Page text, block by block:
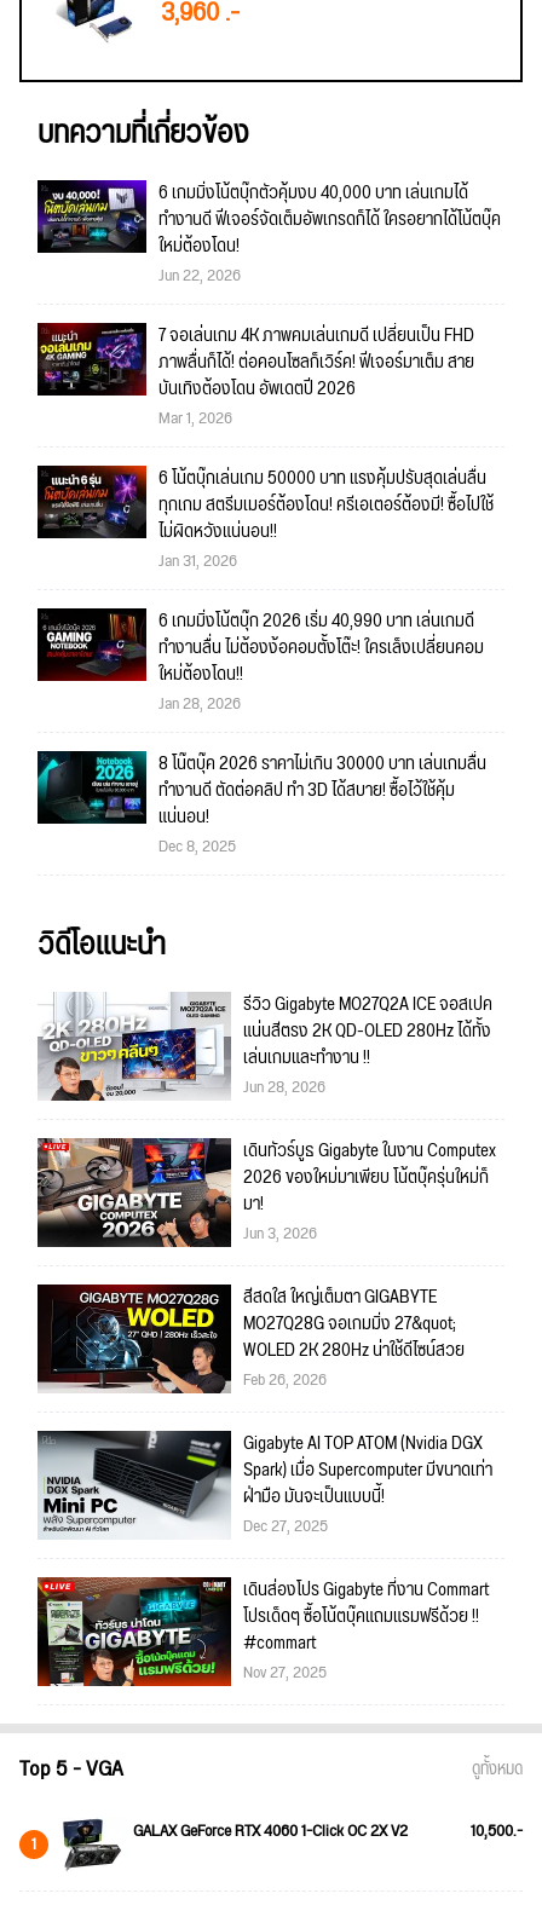
3,960 .-
บทความที่เกี่ยวข้อง
6 เกมมิ่งโน้ตบุ๊กตัวคุ้มงบ 40,000 บาท เล่นเกมได้
ทำงานดี ฟีเจอร์จัดเต็มอัพเกรดก็ได้ ใครอยากได้โน้ตบุ๊ค
ใหม่ต้องโดน!
Jun 22, 2026
7 จอเล่นเกม 4K ภาพคมเล่นเกมดี เปลี่ยนเป็น FHD
ภาพลื่นก็ได้! ต่อคอนโซลก็เวิร์ค! ฟีเจอร์มาเต็ม สาย
บันเทิงต้องโดน อัพเดตปี 2026
Mar 1, 2026
6 โน้ตบุ๊กเล่นเกม 50000 บาท แรงคุ้มปรับสุดเล่นลื่น
ทุกเกม สตรีมเมอร์ต้องโดน! ครีเอเตอร์ต้องมี! ซื้อไปใช้
ไม่ผิดหวังแน่นอน!!
Jan 31, 2026
6 เกมมิ่งโน้ตบุ๊ก 2026 เริ่ม 40,990 บาท เล่นเกมดี
ทำงานลื่น ไม่ต้องง้อคอมตั้งโต๊ะ! ใครเล็งเปลี่ยนคอม
ใหม่ต้องโดน!!
Jan 28, 2026
8 โน๊ตบุ๊ค 2026 ราคาไม่เกิน 30000 บาท เล่นเกมลื่น
ทำงานดี ตัดต่อคลิป ทำ 3D ได้สบาย! ซื้อไว้ใช้คุ้ม
แน่นอน!
Dec 8, 2025
วิดีโอแนะนำ
รีวิว Gigabyte MO27Q2A ICE จอสเปค
แน่นสีตรง 2K QD-OLED 280Hz ได้ทั้ง
เล่นเกมและทำงาน !!
Jun 28, 2026
เดินทัวร์บูธ Gigabyte ในงาน Computex
2026 ของใหม่มาเพียบ โน้ตบุ๊ครุ่นใหม่ก็
มา!
Jun 3, 2026
สีสดใส ใหญ่เต็มตา GIGABYTE
MO27Q28G จอเกมมิ่ง 27&quot;
WOLED 2K 280Hz น่าใช้ดีไซน์สวย
Feb 26, 2026
Gigabyte AI TOP ATOM (Nvidia DGX
Spark) เมื่อ Supercomputer มีขนาดเท่า
ฝ่ามือ มันจะเป็นแบบนี้!
Dec 27, 2025
เดินส่องโปร Gigabyte ที่งาน Commart
โปรเด็ดๆ ซื้อโน้ตบุ๊คแถมแรมฟรีด้วย !!
#commart
Nov 27, 2025
Top 5 - VGA ดูทั้งหมด
1 GALAX GeForce RTX 4060 1-Click OC 2X V2 10,500.-